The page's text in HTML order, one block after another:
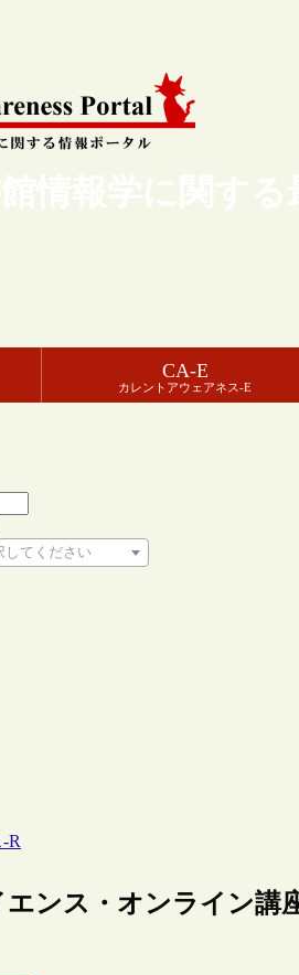
情報学に関す
CA-E
カレントアウェアネス-E
してください
い
R
ンス・オンライン講